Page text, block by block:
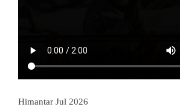
Himantar Jul 2026